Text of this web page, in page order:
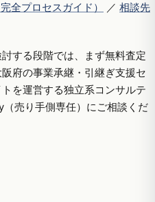
全プロセスガイド）
／ 相談先
する段階では、まず無料査定
府の事業承継・引継ぎ支援セ
を運営する独立系コンサルテ
売り手側専任）にご相談くだ